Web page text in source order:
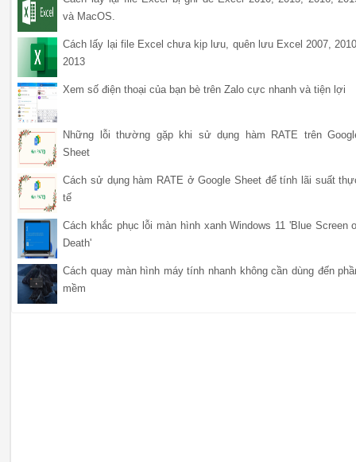
và MacOS.
Cách lấy lại file Excel chưa kịp lưu, quên lưu Excel 2007,
2013
Xem số điện thoại của bạn bè trên Zalo cực nhanh và tiện lợi
Những lỗi thường gặp khi sử dụng hàm RATE trên
Sheet
Cách sử dụng hàm RATE ở Google Sheet để tính lãi suất
tế
Cách khắc phục lỗi màn hình xanh Windows 11 'Blue Screen
Death'
Cách quay màn hình máy tính nhanh không cần dùng đến
mềm